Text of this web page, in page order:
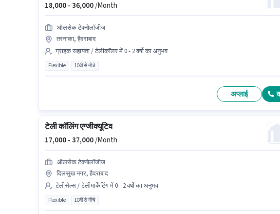
18,000 -36,000/Month
ऑलसेक टेक्नोलॉजीज
तरनाका, हैदराबाद
ग्राहक सहायता / टेलीकॉलर में 0 - 2 वर्षो का अनुभव
Flexible 10वीं से नीचे
अप्लाई
टेली कॉलिंग एग्जीक्यूटिव
17,000 -37,000/Month
ऑलसेक टेक्नोलॉजीज
दिलसुख नगर, हैदराबाद
टेलीसेल्स / टेलीमार्केटिंग में 0 - 2 वर्षो का अनुभव
Flexible 10वीं से नीचे